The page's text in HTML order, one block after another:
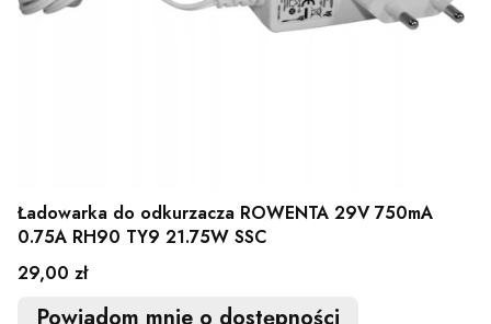
Ładowarka do odkurzacza ROWENTA 29V 750mA
0.75A RH90 TY9 21.75W SSC
Cena
29,00 zł
Powiadom mnie o dostępności